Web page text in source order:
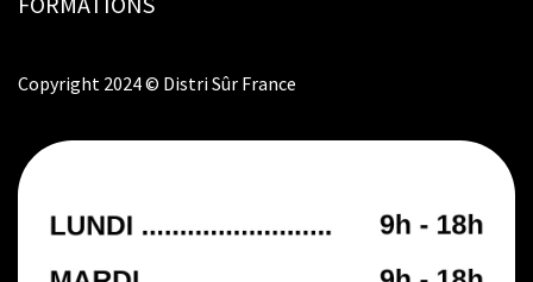
Copyright 2024 © Distri Sûr France